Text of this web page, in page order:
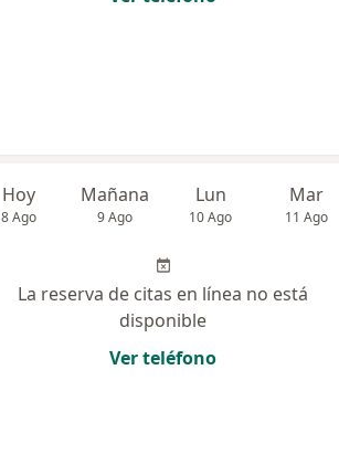
Hoy
8 Ago
Mañana
9 Ago
Lun
10 Ago
Mar
11 Ago
La reserva de citas en línea no está
disponible
Ver teléfono